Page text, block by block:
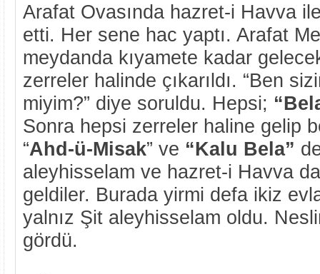
Arafat Ovasında hazret-i Havva
etti. Her sene hac yaptı. Arafat
meydanda kıyamete kadar
zerreler halinde çıkarıldı. “Ben
miyim?” diye soruldu. Hepsi;
Sonra hepsi zerreler haline gelip
“Ahd-ü-Misak” ve “Kalu Bela”
aleyhisselam ve hazret-i Havva
geldiler. Burada yirmi defa ikiz
yalnız Şit aleyhisselam oldu.
gördü.